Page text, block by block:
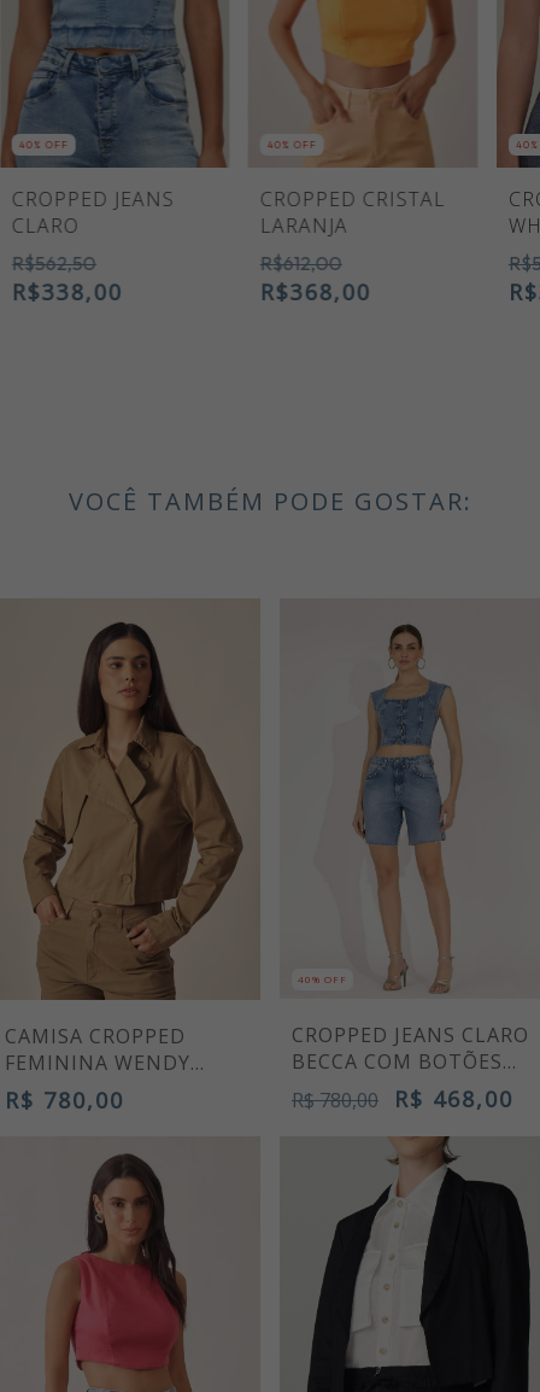
40% OFF
CROPPED JEANS
CLARO
R$562,50
R$338,00
40% OFF
CROPPED CRISTAL
LARANJA
R$612,00
R$368,00
40
VOCÊ TAMBÉM PODE GOSTAR:
CAMISA CROPPED
FEMININA WENDY
CAQUI
R$ 780,00
40% OFF
CROPPED JEANS CLARO
BECCA COM BOTÕES
CRISTAL
R$ 780,00 R$ 468,00